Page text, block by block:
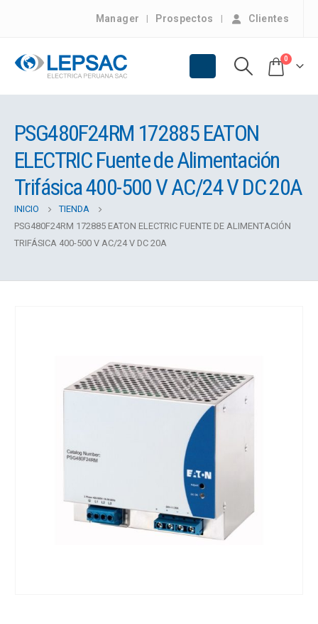
Manager Prospectos Clientes
0
PSG480F24RM 172885 EATON
ELECTRIC Fuente de Alimentación
Trifásica 400-500 V AC/24 V DC 20A
INICIO
TIENDA
PSG480F24RM 172885 EATON ELECTRIC FUENTE DE ALIMENTACIÓN
TRIFÁSICA 400-500 V AC/24 V DC 20A